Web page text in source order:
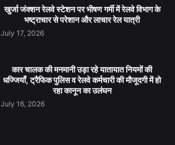
खुर्जा जंक्शन रेलवे स्टेशन पर भीषण गर्मी में रेलवे विभाग के
भष्ट्राचार से परेशान और लाचार रेल यात्री
July 17, 2026
कार चालक की मनमानी उड़ा रहे यातायात नियमों की
धज्जियाँ, ट्रैफिक पुलिस व रेलवे कर्मचारी की मौजूदगी में हो
रहा कानून का उलंघन
July 16, 2026